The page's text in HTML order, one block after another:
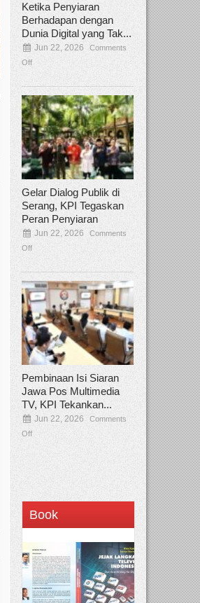
Tamee Irelly Menjadi Juri Open
Film Terbaru...
Sep 08, 2025 Comments Off
Bekasi, Broadcastmagz – Dalam upaya
talenta...
Ketika Penyiaran
Berhadapan dengan
Dunia Digital yang Tak...
Jun 22, 2026
Comments
Off
Gelar Dialog Publik di
Serang, KPI Tegaskan
Peran Penyiaran
Jun 22, 2026
Comments
Off
Pembinaan Isi Siaran
Jawa Pos Multimedia
TV, KPI Tekankan...
Jun 22, 2026
Comments
Off
Book